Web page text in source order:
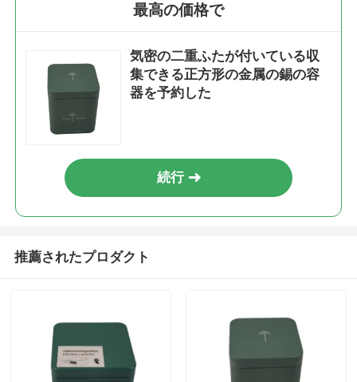
最高の価格で
気密の二重ふたが付いている収
集できる正方形の金属の錫の容
器を予約した
続行
推薦されたプロダクト